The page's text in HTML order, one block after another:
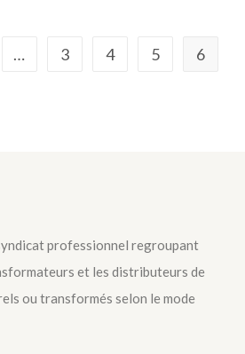
… 3 4 5 6
professionnel regroupant
et les distributeurs de
ou transformés selon le mode